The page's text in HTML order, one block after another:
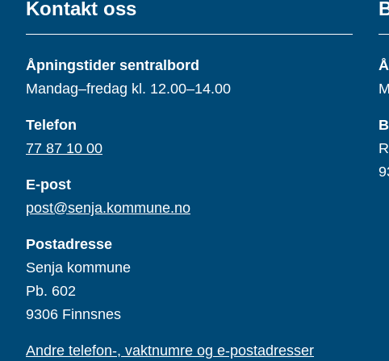
Kontakt oss
Åpningstider sentralbord
Mandag–fredag kl. 12.00–14.00
Telefon
77 87 10 00
E-post
post@senja.kommune.no
Postadresse
Senja kommune
Pb. 602
9306 Finnsnes
Andre telefon-, vaktnumre og e-postadresser